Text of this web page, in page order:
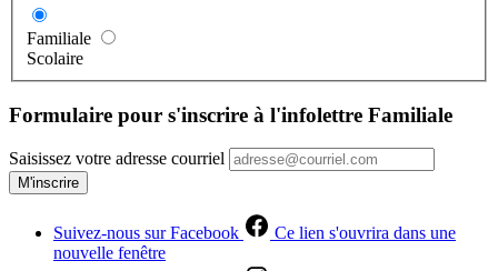
Familiale
Scolaire
Formulaire pour s'inscrire à l'infolettre Familiale
Saisissez votre adresse courriel
M'inscrire
Suivez-nous sur Facebook
Ce lien s'ouvrira dans une
nouvelle fenêtre